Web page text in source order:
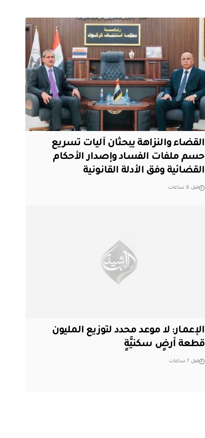
القضاء والنزاهة يبحثان آليات تسريع
حسم ملفات الفساد وإصدار الأحكام
القضائية وفق الأدلة القانونية
قبل 6 ساعات
الإعمار: لا موعد محدد لتوزيع المليون
قطعة أرضٍ سكنيَّةٍ
قبل 7 ساعات